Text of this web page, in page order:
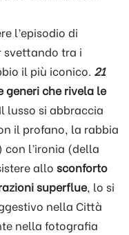
l’episodio di
svettando tra i
il più iconico. 21
generi che rivela le
lusso si abbraccia
il profano, la rabbia
l’ironia (della
allo sconforto
superflue, lo si
nella Città
nella fotografia